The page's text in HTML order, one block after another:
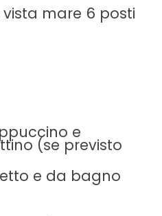
mare 6 posti
e
(se previsto
e da bagno